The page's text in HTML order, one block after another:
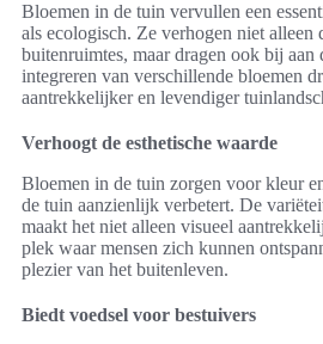
Bloemen in de tuin vervullen een
als ecologisch. Ze verhogen niet alleen
buitenruimtes, maar dragen ook bij
integreren van verschillende bloemen
aantrekkelijker en levendiger
Verhoogt de esthetische waarde
Bloemen in de tuin zorgen voor kleur
de tuin aanzienlijk verbetert. De
maakt het niet alleen visueel
plek waar mensen zich kunnen
plezier van het buitenleven.
Biedt voedsel voor bestuivers